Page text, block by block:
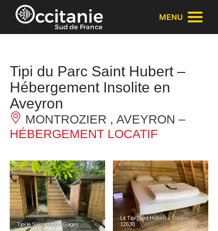
Panneau de gestion des cookies
MENU
Tipi du Parc Saint Hubert –
Hébergement Insolite en
Aveyron
MONTROZIER , AVEYRON –
HÉBERGEMENT LOCATIF
Tipi le Saint Hubert Gages
Lit Tipi Saint Hubert à Gages
12630